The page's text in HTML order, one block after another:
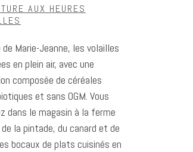
AUX HEURES
Marie-Jeanne, les volailles
en plein air, avec une
composée de céréales
et sans OGM. Vous
dans le magasin à la ferme
la pintade, du canard et de
bocaux de plats cuisinés en